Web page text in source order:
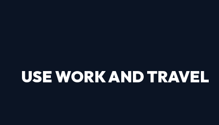
USE WORK AND TRAVEL